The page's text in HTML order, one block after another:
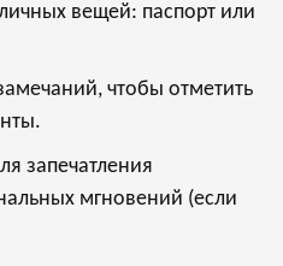
вещей: паспорт или
чтобы отметить
запечатления
мгновений (если